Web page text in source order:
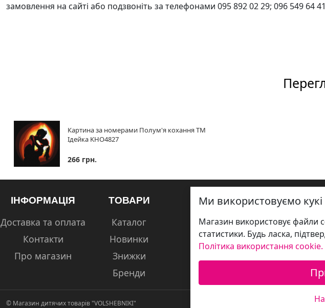
замовлення на сайті або подзвоніть за телефонами 095 892 02 29; 096 549 64 41
Картина за номерами Полум'я кохання ТМ
Ідейка KHO4827
266 грн.
ІНФОРМАЦІЯ
Доставка та оплата
Контакти
Про магазин
ТОВАРИ
Каталог
Новинки
Знижки
Бренди
© Магазин дитячих товарів "VOLSHEBNIKI"
Ми використовуємо кукі
Магазин використовує файли
статистики. Будь ласка,
Політика використання cookie.